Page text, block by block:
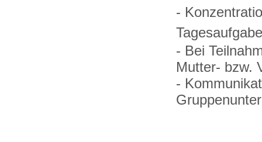
-
- Bei
Mutter- bzw.
-